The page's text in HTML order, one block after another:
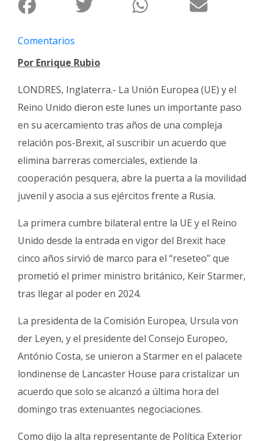
Comentarios
Por Enrique Rubio
LONDRES, Inglaterra.- La Unión Europea (UE) y el
Reino Unido dieron este lunes un importante paso
en su acercamiento tras años de una compleja
relación pos-Brexit, al suscribir un acuerdo que
elimina barreras comerciales, extiende la
cooperación pesquera, abre la puerta a la movilidad
juvenil y asocia a sus ejércitos frente a Rusia.
La primera cumbre bilateral entre la UE y el Reino
Unido desde la entrada en vigor del Brexit hace
cinco años sirvió de marco para el “reseteo” que
prometió el primer ministro británico, Keir Starmer,
tras llegar al poder en 2024.
La presidenta de la Comisión Europea, Ursula von
der Leyen, y el presidente del Consejo Europeo,
António Costa, se unieron a Starmer en el palacete
londinense de Lancaster House para cristalizar un
acuerdo que solo se alcanzó a última hora del
domingo tras extenuantes negociaciones.
Como dijo la alta representante de Política Exterior